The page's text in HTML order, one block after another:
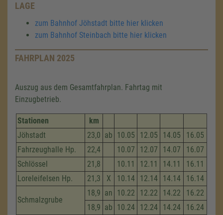
LAGE
zum Bahnhof Jöhstadt bitte hier klicken
zum Bahnhof Steinbach bitte hier klicken
FAHRPLAN 2025
Auszug aus dem Gesamtfahrplan. Fahrtag mit
Einzugbetrieb.
Stationen
km
Jöhstadt
23,0 ab 10.05 12.05 14.05
16.05
Fahrzeug­halle Hp.
22,4 10.07 12.07 14.07
16.07
Schlössel
21,8 10.11 12.11 14.11
16.11
Loreleifelsen Hp.
21,3 X 10.14 12.14 14.14 16.14
Schmalzgrube
18,9 an 10.22 12.22 14.22
16.22
18,9 ab 10.24 12.24 14.24
16.24